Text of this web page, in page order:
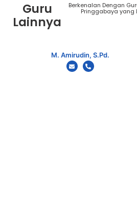
Guru
Lainnya
Berkenalan Dengan
Pringgabaya yang
M. Amirudin, S.Pd.